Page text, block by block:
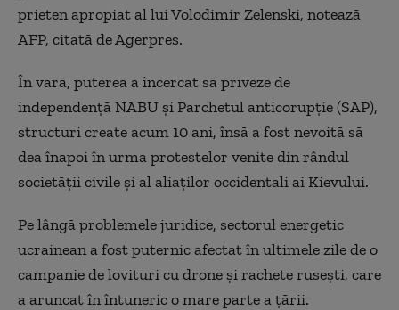
prieten apropiat al lui Volodimir Zelenski, notează
AFP, citată de Agerpres.
În vară, puterea a încercat să priveze de
independenţă NABU şi Parchetul anticorupţie (SAP),
structuri create acum 10 ani, însă a fost nevoită să
dea înapoi în urma protestelor venite din rândul
societăţii civile şi al aliaţilor occidentali ai Kievului.
Pe lângă problemele juridice, sectorul energetic
ucrainean a fost puternic afectat în ultimele zile de o
campanie de lovituri cu drone şi rachete ruseşti, care
a aruncat în întuneric o mare parte a ţării.